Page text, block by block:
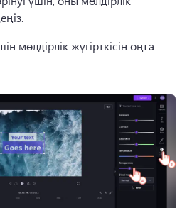
мөлдірлік жүгірткісін оңға